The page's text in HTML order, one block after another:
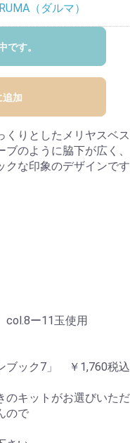
（ダルマ）
です。
追加
りとしたメリヤスベス
のように脇下が広く、
な印象のデザインです
ー11玉使用
ブック7」 ￥1,760税込
キットがお選びいただ
ので